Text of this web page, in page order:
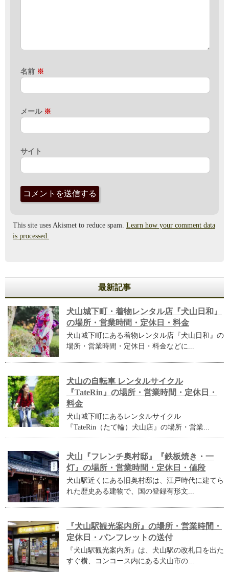
名前 ※
メール ※
サイト
This site uses Akismet to reduce spam. Learn how your comment data
is processed.
最新記事
犬山城下町・着物レンタル店『犬山日和』
の場所・営業時間・定休日・料金
犬山城下町にある着物レンタル店『犬山日和』の
場所・営業時間・定休日・料金などに...
犬山の自転車 レンタルサイクル
『TateRin』の場所・営業時間・定休日・
料金
犬山城下町にあるレンタルサイクル
『TateRin（たて輪）犬山店』の場所・営業...
犬山『フレンチ奥村邸』『鉄板焼き・一
灯』の場所・営業時間・定休日・値段
犬山駅近くにある旧奥村邸は、江戸時代に建てら
れた歴史ある建物で、国の登録有形文...
『犬山駅観光案内所』の場所・営業時間・
定休日・パンフレットの送付
『犬山駅観光案内所』は、犬山駅の改札口を出た
すぐ横、コンコース内にある犬山市の...